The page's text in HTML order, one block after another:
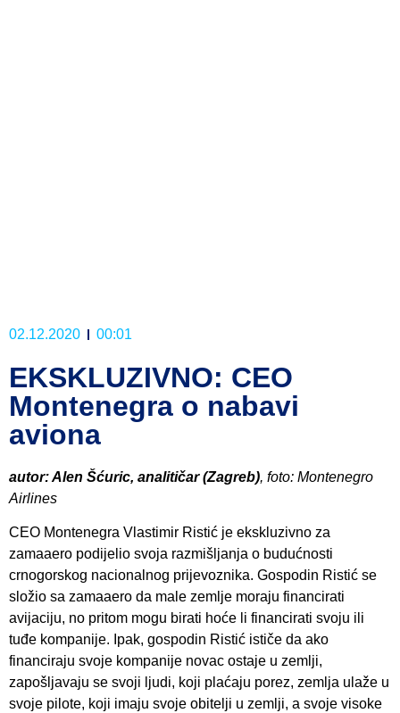
02.12.2020 00:01
EKSKLUZIVNO: CEO
Montenegra o nabavi
aviona
autor: Alen Šćuric, analitičar (Zagreb), foto: Montenegro
Airlines
CEO Montenegra Vlastimir Ristić je ekskluzivno za
zamaaero podijelio svoja razmišljanja o budućnosti
crnogorskog nacionalnog prijevoznika. Gospodin Ristić se
složio sa zamaaero da male zemlje moraju financirati
avijaciju, no pritom mogu birati hoće li financirati svoju ili
tuđe kompanije. Ipak, gospodin Ristić ističe da ako
financiraju svoje kompanije novac ostaje u zemlji,
zapošljavaju se svoji ljudi, koji plaćaju porez, zemlja ulaže u
svoje pilote, koji imaju svoje obitelji u zemlji, a svoje visoke